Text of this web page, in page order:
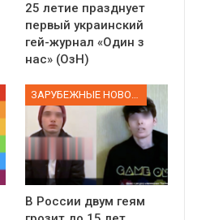
25 летие празднует
первый украинский
гей-журнал «Один з
нас» (ОзН)
ЗАРУБЕЖНЫЕ НОВОСТИ
В России двум геям